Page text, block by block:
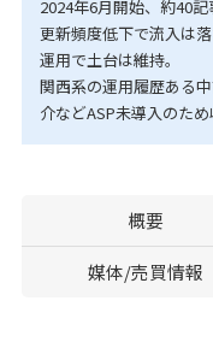
2024年6月開始、約40
更新頻度低下で流入は
運用で土台は維持。
関西系の運用履歴ある
介などASP未導入のた
概要
媒体/売買情報